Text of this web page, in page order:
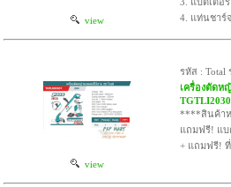
view
4. แท่นชาร์
view
รหัส : Total
เครื่องตัดห
****สินค้า
แถมฟรี! แบ
+ แถมฟรี! ที่